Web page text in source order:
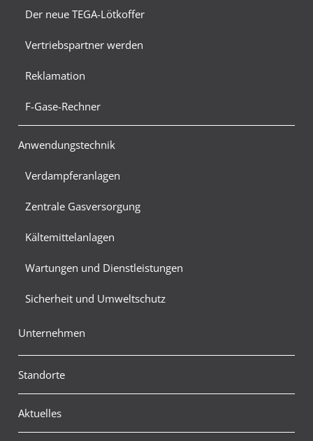
Der neue TEGA-Lötkoffer
Vertriebspartner werden
Reklamation
F-Gase-Rechner
Anwendungstechnik
Verdampferanlagen
Zentrale Gasversorgung
Kältemittelanlagen
Wartungen und Dienstleistungen
Sicherheit und Umweltschutz
Unternehmen
Standorte
Aktuelles